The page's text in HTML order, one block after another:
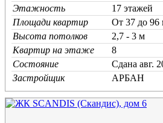
Этажность
17 этажей
Площади квартир
От 37 до 96
Высота потолков
2,7 - 3 м
Квартир на этаже
8
Состояние
Cдана авг.
Застройщик
АРБАН